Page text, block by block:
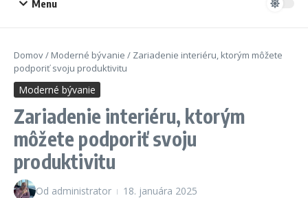
Menu
Domov/ Moderné bývanie / Zariadenie interiéru, ktorým môžete
podporiť svoju produktivitu
Moderné bývanie
Zariadenie interiéru, ktorým
môžete podporiť svoju
produktivitu
Od administrator 18. januára 2025